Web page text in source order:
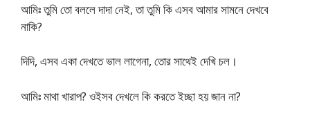
আমিঃ তুমি তো বললে দাদা নেই, তা তুমি কি এসব আমার সামনে দেখবে
নাকি?
দিদি, এসব একা দেখতে ভাল লাগেনা, তোর সাথেই দেখি চল।
আমিঃ মাথা খারাপ? ওইসব দেখলে কি করতে ইচ্ছা হয় জান না?